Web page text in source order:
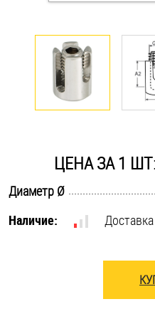
Пробки
Саморезы и шурупы
Стопорные кольца
Такелаж
Хомуты
Шайбы
ЦЕНА ЗА 1
Диаметр Ø
Наличие: